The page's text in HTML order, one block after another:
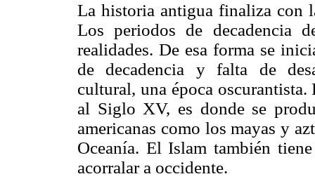
La historia antigua finaliza con
Los periodos de decadencia
realidades. De esa forma se
de decadencia y falta de
cultural, una época
al Siglo XV, es donde se
americanas como los mayas y
Oceanía. El Islam también
acorralar a occidente.